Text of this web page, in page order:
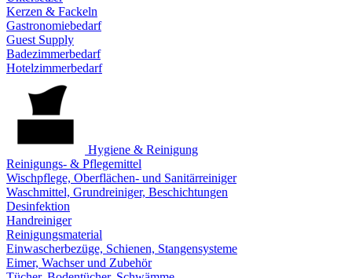
Kerzen & Fackeln
Gastronomiebedarf
Guest Supply
Badezimmerbedarf
Hotelzimmerbedarf
Hygiene & Reinigung
Reinigungs- & Pflegemittel
Wischpflege, Oberflächen- und Sanitärreiniger
Waschmittel, Grundreiniger, Beschichtungen
Desinfektion
Handreiniger
Reinigungsmaterial
Einwascherbezüge, Schienen, Stangensysteme
Eimer, Wachser und Zubehör